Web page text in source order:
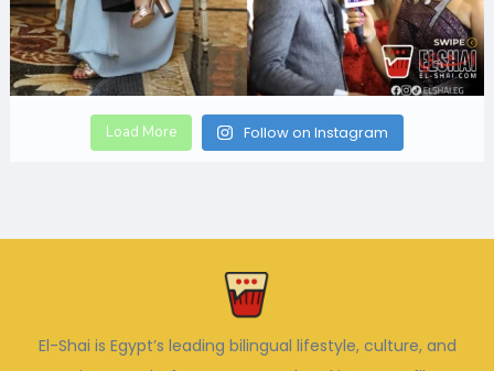
Load More Follow on Instagram
El-Shai is Egypt’s leading bilingual lifestyle, culture, and